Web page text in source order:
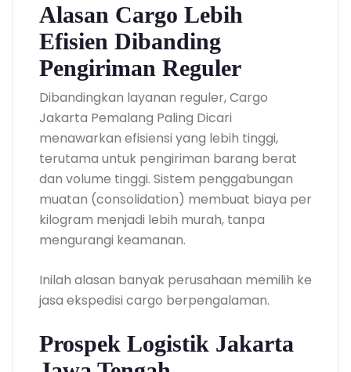
Alasan Cargo Lebih
Efisien Dibanding
Pengiriman Reguler
Dibandingkan layanan reguler, Cargo
Jakarta Pemalang Paling Dicari
menawarkan efisiensi yang lebih tinggi,
terutama untuk pengiriman barang berat
dan volume tinggi. Sistem penggabungan
muatan (consolidation) membuat biaya per
kilogram menjadi lebih murah, tanpa
mengurangi keamanan.
Inilah alasan banyak perusahaan memilih ke
jasa ekspedisi cargo berpengalaman.
Prospek Logistik Jakarta